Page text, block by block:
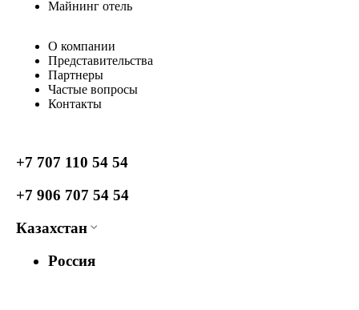
Майнинг отель
О компании
Представительства
Партнеры
Частые вопросы
Контакты
+7 707 110 54 54
+7 906 707 54 54
Казахстан
Россия